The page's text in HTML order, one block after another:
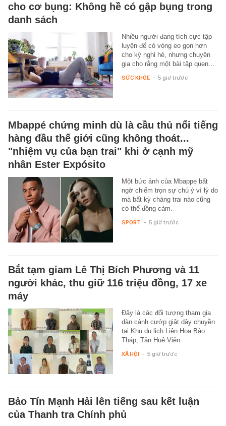
cho cơ bụng: Không hề có gập bụng trong
danh sách
Nhiều người đang tích cực tập
luyện để có vòng eo gọn hơn
cho kỳ nghỉ hè, nhưng chuyên
gia cho rằng một bài tập quen…
SỨC KHỎE - 5 giờ trước
Mbappé chứng minh dù là cầu thủ nổi tiếng
hàng đầu thế giới cũng không thoát...
"nhiệm vụ của bạn trai" khi ở cạnh mỹ
nhân Ester Expósito
Một bức ảnh của Mbappe bất
ngờ chiếm trọn sự chú ý vì lý do
mà bất kỳ chàng trai nào cũng
có thể đồng cảm.
SPORT - 5 giờ trước
Bắt tạm giam Lê Thị Bích Phương và 11
người khác, thu giữ 116 triệu đồng, 17 xe
máy
Đây là các đối tượng tham gia
dàn cảnh cướp giật dây chuyền
tại Khu du lịch Liên Hoa Bảo
Tháp, Tân Huê Viên.
XÃ HỘI - 5 giờ trước
Bảo Tín Mạnh Hải lên tiếng sau kết luận
của Thanh tra Chính phủ